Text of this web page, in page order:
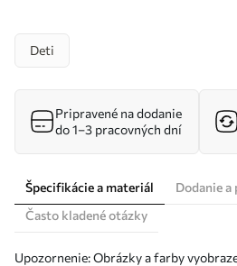
Deti
Pripravené na dodanie
do 1–3 pracovných dní
Špecifikácie a materiál
Dodanie a
Často kladené otázky
Upozornenie: Obrázky a farby